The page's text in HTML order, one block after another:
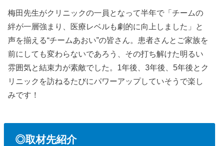
梅田先生がクリニックの一員となって半年で「チームの
絆が一層強まり、医療レベルも劇的に向上しました」と
声を揃える“チームあおい”の皆さん。患者さんとご家族を
前にしても変わらないであろう、その打ち解けた明るい
雰囲気と結束力が素敵でした。1年後、3年後、5年後とク
リニックを訪ねるたびにパワーアップしていそうで楽し
みです！
◎取材先紹介